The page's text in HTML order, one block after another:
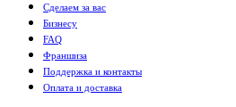
Сделаем за вас
Бизнесу
FAQ
Франшиза
Поддержка и контакты
Оплата и доставка